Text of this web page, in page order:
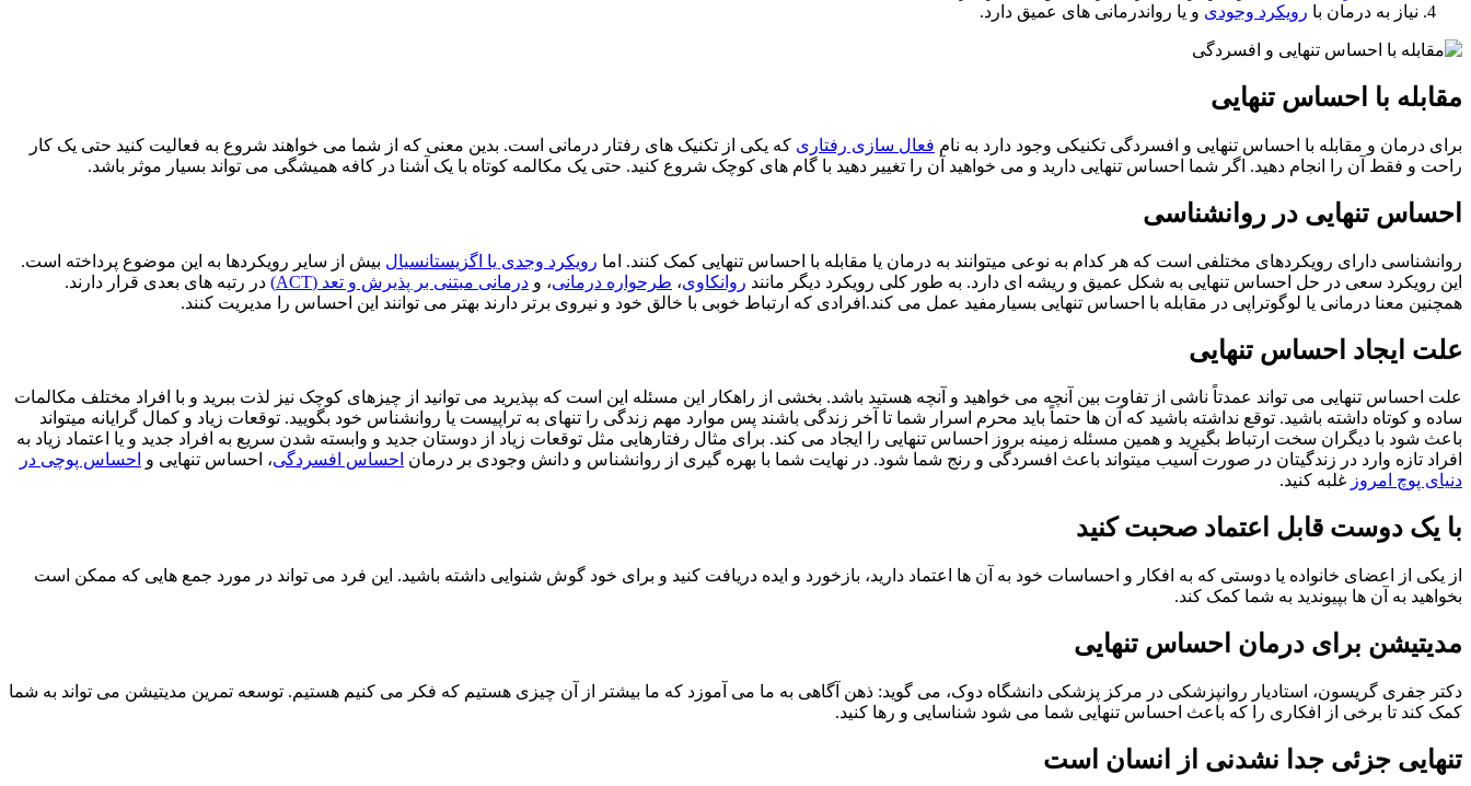
نیاز به درمان با رویکرد وجودی و یا رواندرمانی های عمیق دارد.
مقابله با احساس تنهایی
برای درمان و مقابله با احساس تنهایی و افسردگی تکنیکی وجود دارد به نام فعال سازی رفتاری که یکی از تکنیک های رفتار درمانی است. بدین معنی که از شما می خواهند شروع به فعالیت کنید حتی یک کار
راحت و فقط آن را انجام دهید. اگر شما احساس تنهایی دارید و می خواهید آن را تغییر دهید با گام های کوچک شروع کنید. حتی یک مکالمه کوتاه با یک آشنا در کافه همیشگی می تواند بسیار موثر باشد.
احساس تنهایی در روانشناسی
روانشناسی دارای رویکردهای مختلفی است که هر کدام به نوعی میتوانند به درمان یا مقابله با احساس تنهایی کمک کنند. اما رویکرد وجدی یا اگزیستانسیال بیش از سایر رویکردها به این موضوع پرداخته است.
این رویکرد سعی در حل احساس تنهایی به شکل عمیق و ریشه ای دارد. به طور کلی رویکرد دیگر مانند روانکاوی، طرحواره درمانی، و درمانی مبتنی بر پذیرش و تعد (ACT)
در رتبه های بعدی قرار دارند.
همچنین معنا درمانی یا لوگوتراپی در مقابله با احساس تنهایی بسیارمفید عمل می کند.افرادی که ارتباط خوبی با خالق خود و نیروی برتر دارند بهتر می توانند این احساس را مدیریت کنند.
علت ایجاد احساس تنهایی
علت احساس تنهایی می تواند عمدتاً ناشی از تفاوت بین آنچه می خواهید و آنچه هستید باشد. بخشی از راهکار این مسئله این است که بپذیرید می توانید از چیزهای کوچک نیز لذت ببرید و با افراد مختلف مکالمات
ساده و کوتاه داشته باشید. توقع نداشته باشید که آن ها حتماً باید محرم اسرار شما تا آخر زندگی باشند پس موارد مهم زندگی را تنهای به تراپیست یا روانشناس خود بگویید. توقعات زیاد و کمال گرایانه میتواند
باعث شود با دیگران سخت ارتباط بگیرید و همین مسئله زمینه بروز احساس تنهایی را ایجاد می کند. برای مثال رفتارهایی مثل توقعات زیاد از دوستان جدید و وابسته شدن سریع به افراد جدید و یا اعتماد زیاد به
افراد تازه وارد در زندگیتان در صورت آسیب میتواند باعث افسردگی و رنج شما شود. در نهایت شما با بهره گیری از روانشناس و دانش وجودی بر درمان احساس افسردگی، احساس تنهایی و احساس پوچی در
دنیای پوچ امروز غلبه کنید.
با یک دوست قابل اعتماد صحبت کنید
از یکی از اعضای خانواده یا دوستی که به افکار و احساسات خود به آن ها اعتماد دارید، بازخورد و ایده دریافت کنید و برای خود گوش شنوایی داشته باشید. این فرد می تواند در مورد جمع هایی که ممکن است
بخواهید به آن ها بپیوندید به شما کمک کند.
مدیتیشن برای درمان احساس تنهایی
دکتر جفری گریسون، استادیار روانپزشکی در مرکز پزشکی دانشگاه دوک، می گوید: ذهن آگاهی به ما می آموزد که ما بیشتر از آن چیزی هستیم که فکر می کنیم هستیم. توسعه تمرین مدیتیشن می تواند به شما
کمک کند تا برخی از افکاری را که باعث احساس تنهایی شما می شود شناسایی و رها کنید.
تنهایی جزئی جدا نشدنی از انسان است